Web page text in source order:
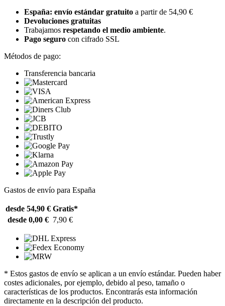
España: envío estándar gratuito a partir de 54,90 €
Devoluciones gratuitas
Trabajamos respetando el medio ambiente.
Pago seguro con cifrado SSL
Métodos de pago:
Transferencia bancaria
Gastos de envío para España
desde 54,90 € Gratis*
desde 0,00 € 7,90 €
* Estos gastos de envío se aplican a un envío estándar. Pueden haber
costes adicionales, por ejemplo, debido al peso, tamaño o
características de los productos. Encontrarás esta información
directamente en la descripción del producto.